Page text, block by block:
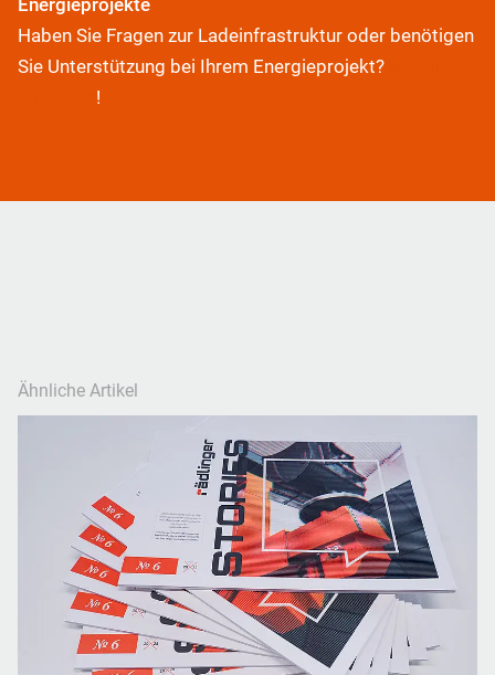
Energieprojekte
Haben Sie Fragen zur Ladeinfrastruktur oder benötigen
Sie Unterstützung bei Ihrem Energieprojekt?
!
Ähnliche Artikel